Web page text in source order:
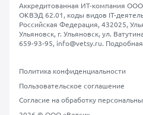
Аккредитованная ИТ-компания
ОКВЭД 62.01, коды видов IT-
Российская Федерация, 432025,
Ульяновск, г. Ульяновск, ул.
659-93-95, info@vetsy.ru.
Политика конфиденциальности
Пользовательское соглашение
Согласие на обработку